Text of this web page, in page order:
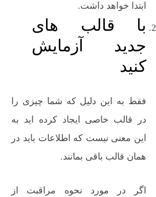
ابتدا خواهد داشت.
با قالب های
جدید آزمایش
کنید
فقط به این دلیل که شما چیزی را
در قالب خاصی ایجاد کرده اید به
این معنی نیست که اطلاعات باید در
همان قالب باقی بمانند.
اگر در مورد نحوه مراقبت از